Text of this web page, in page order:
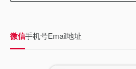
微信手机号Email地址